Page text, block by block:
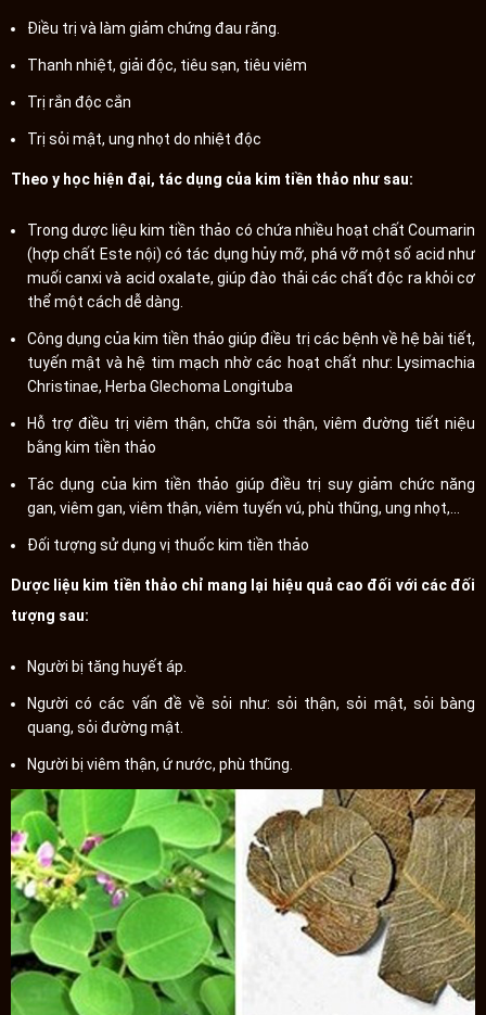
Điều trị và làm giảm chứng đau răng.
Thanh nhiệt, giải độc, tiêu sạn, tiêu viêm
Trị rắn độc cắn
Trị sỏi mật, ung nhọt do nhiệt độc
Theo y học hiện đại, tác dụng của kim tiền thảo như sau:
Trong dược liệu kim tiền thảo có chứa nhiều hoạt chất Coumarin
(hợp chất Este nội) có tác dụng hủy mỡ, phá vỡ một số acid như
muối canxi và acid oxalate, giúp đào thải các chất độc ra khỏi cơ
thể một cách dễ dàng.
Công dụng của kim tiền thảo giúp điều trị các bệnh về hệ bài tiết,
tuyến mật và hệ tim mạch nhờ các hoạt chất như: Lysimachia
Christinae, Herba Glechoma Longituba
Hỗ trợ điều trị viêm thận, chữa sỏi thận, viêm đường tiết niệu
bằng kim tiền thảo
Tác dụng của kim tiền thảo giúp điều trị suy giảm chức năng
gan, viêm gan, viêm thận, viêm tuyến vú, phù thũng, ung nhọt,…
Đối tượng sử dụng vị thuốc kim tiền thảo
Dược liệu kim tiền thảo chỉ mang lại hiệu quả cao đối với các đối
tượng sau:
Người bị tăng huyết áp.
Người có các vấn đề về sỏi như: sỏi thận, sỏi mật, sỏi bàng
quang, sỏi đường mật.
Người bị viêm thận, ứ nước, phù thũng.